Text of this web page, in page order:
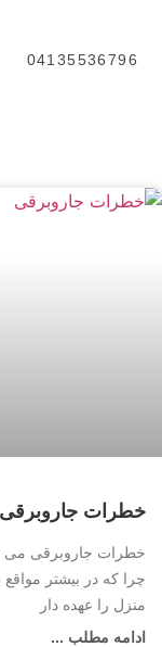
04135536796
خطرات جاروبرقی
خطرات جاروبرقی می
چرا که در بیشتر
منزل را عهده دار
ادامه مطلب ...